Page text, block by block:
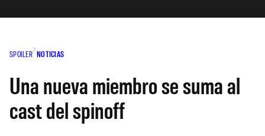
SPOILER NOTICIAS
Una nueva miembro se suma al
cast del spinoff